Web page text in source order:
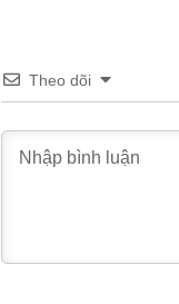
Theo dõi